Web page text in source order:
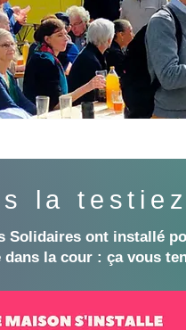
la
Solidaires ont installé
la cour : ça vous